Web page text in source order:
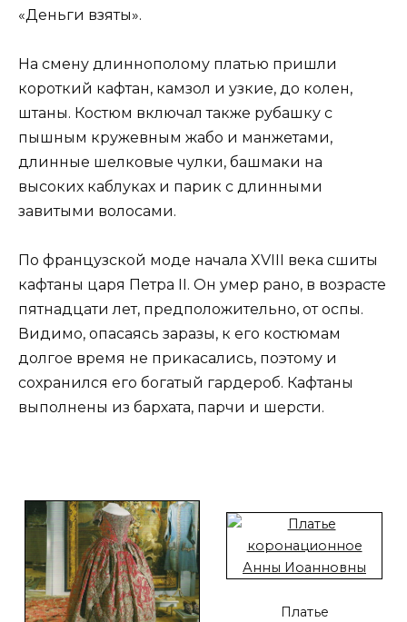
«Деньги взяты».
На смену длиннополому платью пришли
короткий кафтан, камзол и узкие, до колен,
штаны. Костюм включал также рубашку с
пышным кружевным жабо и манжетами,
длинные шелковые чулки, башмаки на
высоких каблуках и парик с длинными
завитыми волосами.
По французской моде начала XVIII века сшиты
кафтаны царя Петра II. Он умер рано, в возрасте
пятнадцати лет, предположительно, от оспы.
Видимо, опасаясь заразы, к его костюмам
долгое время не прикасались, поэтому и
сохранился его богатый гардероб. Кафтаны
выполнены из бархата, парчи и шерсти.
Платье